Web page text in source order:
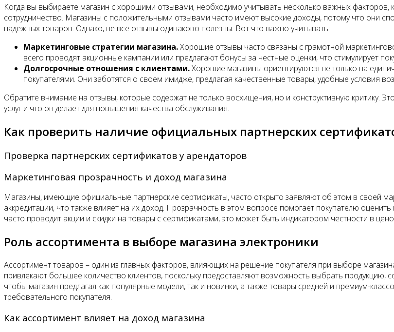
Когда вы выбираете магазин с хорошими отзывами, необходимо учитывать несколько важных факторов,
сотрудничество. Магазины с положительными отзывами часто имеют высокие доходы, потому что они
надежных товаров. Однако, не все отзывы одинаково полезны. Вот что важно учитывать:
Маркетинговые стратегии магазина.Хорошие отзывы часто связаны с грамотной
всего проводят акционные кампании или предлагают бонусы за честные оценки, что стимулирует
Долгосрочные отношения с клиентами.Хорошие магазины ориентируются не только на
покупателями. Они заботятся о своем имидже, предлагая качественные товары, удобные условия
Обратите внимание на отзывы, которые содержат не только восхищения, но и конструктивную критику.
услуг и что он делает для повышения качества обслуживания.
Как проверить наличие официальных партнерских
Проверка партнерских сертификатов у арендаторов
Маркетинговая прозрачность и доход магазина
Магазины, имеющие официальные партнерские сертификаты, часто открыто заявляют об этом в своей
аккредитации, что также влияет на их доход. Прозрачность в этом вопросе помогает покупателю
часто проводит акции и скидки на товары с сертификатами, это может быть индикатором честности в
Роль ассортимента в выборе магазина электроники
Ассортимент товаров – один из главных факторов, влияющих на решение покупателя при выборе
привлекают большее количество клиентов, поскольку предоставляют возможность выбрать
чтобы магазин предлагал как популярные модели, так и новинки, а также товары средней и премиум-
требовательного покупателя.
Как ассортимент влияет на доход магазина